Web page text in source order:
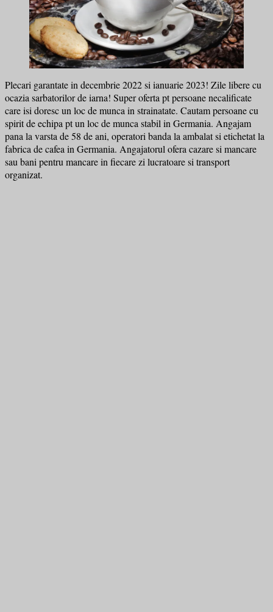
Plecari garantate in decembrie 2022 si ianuarie 2023! Zile libere cu
ocazia sarbatorilor de iarna! Super oferta pt persoane necalificate
care isi doresc un loc de munca in strainatate. Cautam persoane cu
spirit de echipa pt un loc de munca stabil in Germania. Angajam
pana la varsta de 58 de ani, operatori banda la ambalat si etichetat la
fabrica de cafea in Germania. Angajatorul ofera cazare si mancare
sau bani pentru mancare in fiecare zi lucratoare si transport
organizat.